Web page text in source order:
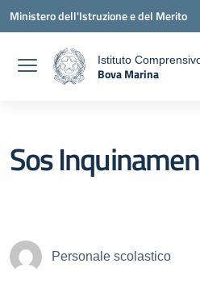
Vai ai contenuti
Vai al menu di navigazione
Vai al footer
Ministero dell'Istruzione e del Merito
Istituto
Bova Marina
Sos
Personale scolastico